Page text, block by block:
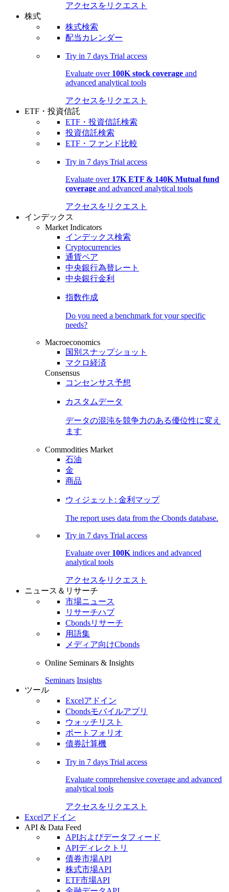
アクセスをリクエスト
株式
株式検索
配当カレンダー
Try in 7 days Trial access
Evaluate over 100K stock coverage and
advanced analytical tools
アクセスをリクエスト
ETF・投資信託
ETF・投資信託検索
投資信託検索
ETF・ファンド比較
Try in 7 days Trial access
Evaluate over 17K ETF & 140K Mutual fund
coverage and advanced analytical tools
アクセスをリクエスト
インデックス
Market Indicators
インデックス検索
Cryptocurrencies
通貨ペア
中央銀行為替レート
中央銀行金利
指数作成
Do you need a benchmark for your specific
needs?
Macroeconomics
国別スナップショット
マクロ経済
Consensus
コンセンサス予想
カスタムデータ
データの混沌を競争力のある優位性に変え
ます
Commodities Market
石油
金
商品
ウィジェット: 金利マップ
The report uses data from the Cbonds database.
Try in 7 days Trial access
Evaluate over 100K indices and advanced
analytical tools
アクセスをリクエスト
ニュース＆リサーチ
市場ニュース
リサーチハブ
Cbondsリサーチ
用語集
メディア向けCbonds
Online Seminars & Insights
Seminars Insights
ツール
Excelアドイン
Cbondsモバイルアプリ
ウォッチリスト
ポートフォリオ
債券計算機
Try in 7 days Trial access
Evaluate comprehensive coverage and advanced
analytical tools
アクセスをリクエスト
Excelアドイン
API & Data Feed
APIおよびデータフィード
APIディレクトリ
債券市場API
株式市場API
ETF市場API